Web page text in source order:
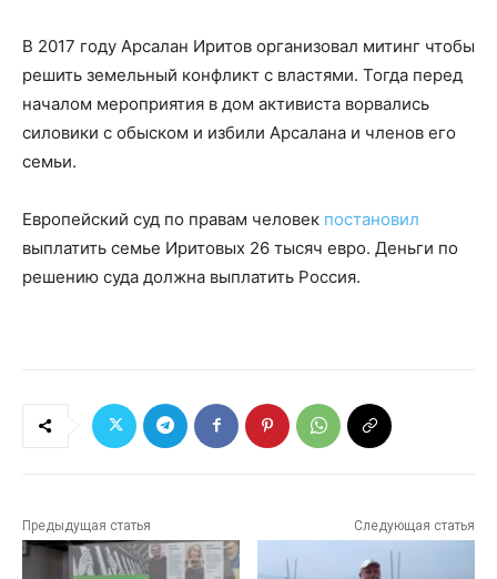
В 2017 году Арсалан Иритов организовал митинг чтобы
решить земельный конфликт с властями. Тогда перед
началом мероприятия в дом активиста ворвались
силовики с обыском и избили Арсалана и членов его
семьи.
Европейский суд по правам человек постановил
выплатить семье Иритовых 26 тысяч евро. Деньги по
решению суда должна выплатить Россия.
Предыдущая статья Следующая статья